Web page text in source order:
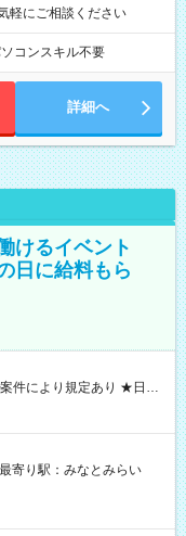
軽にご相談ください
コンスキル不要
詳細へ
けるイベント
日に給料もら
現金GET♪ お仕事後はコ
用期間】試
寄り駅：みなとみらい